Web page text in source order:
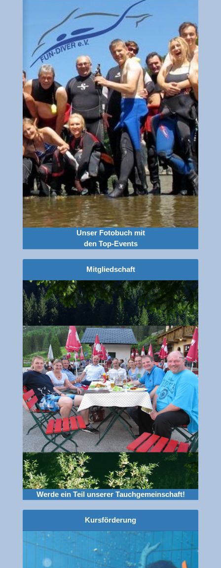
Fun-Diver Treff auf dem Fürther Mittelaltermarkt
(01.12.2026)
Historischer Weihnachtsmarkt Erlangen
(22.12.2026)
Unser Fotobuch mit
den Top-Events
Mitgliedschaft
Werde ein Teil unserer Tauchgemeinschaft!
Kursförderung